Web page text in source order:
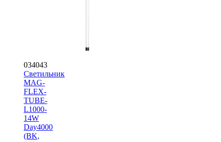
034043
Светильник
MAG-
FLEX-
TUBE-
L1000-
14W
Day4000
(BK,